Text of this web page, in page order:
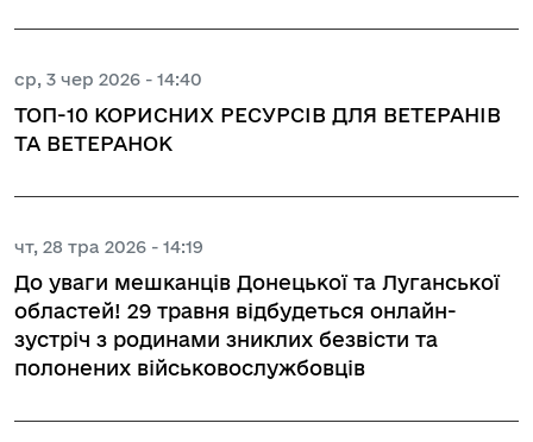
ср, 3 чер 2026 - 14:40
ТОП-10 КОРИСНИХ РЕСУРСІВ ДЛЯ ВЕТЕРАНІВ
ТА ВЕТЕРАНОК
чт, 28 тра 2026 - 14:19
До уваги мешканців Донецької та Луганської
областей! 29 травня відбудеться онлайн-
зустріч з родинами зниклих безвісти та
полонених військовослужбовців